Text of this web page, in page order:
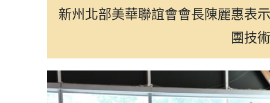
新州北部美華聯誼會會長陳麗惠表
團技